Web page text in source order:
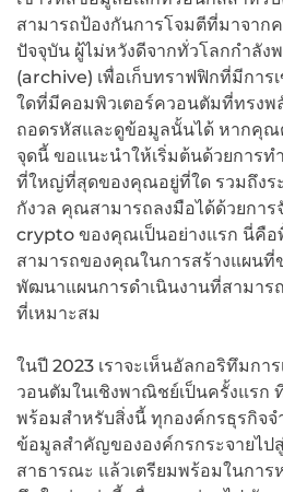
สามารถป้องกันการโจมตีที่มาจาก
ปัจจุบัน ผู้ไม่หวังดีจากทั่วโลกกำลัง
(archive) เพื่อเก็บทราฟฟิกที่มีการเ
ใดที่มีคอมพิวเตอร์ควอนตัมที่ทรงพ
ถอดรหัสและดูข้อมูลนั้นได้ หากคุณ
จุดนี้ ขอแนะนำให้เริ่มต้นด้วยการท
ที่ใหญ่ที่สุดของคุณอยู่ที่ใด รวมถึงระ
กังวล คุณสามารถลงมือได้ด้วยกา
crypto ของคุณเป็นอย่างแรก นี่คื
สามารถของคุณในการสร้างแผนที่
พัฒนาแผนการดำเนินงานที่สามาร
ที่เหมาะสม
ในปี 2023 เราจะเห็นอัลกอริทึมกา
วอนตัมในเชิงพาณิชย์เป็นครั้งแรก
พร้อมสำหรับสิ่งนี้ ทุกองค์กรธุรกิจจ
ข้อมูลสำคัญขององค์กรกระจายไป
สาธารณะ แล้วเตรียมพร้อมในกา